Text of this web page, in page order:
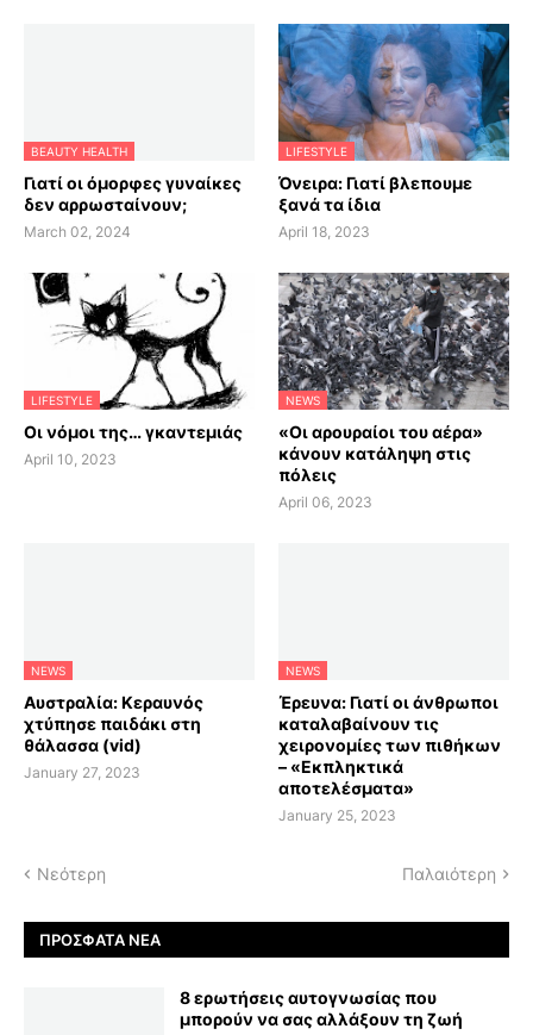
BEAUTY HEALTH
Γιατί οι όμορφες γυναίκες
δεν αρρωσταίνουν;
March 02, 2024
LIFESTYLE
Όνειρα: Γιατί βλεπουμε
ξανά τα ίδια
April 18, 2023
LIFESTYLE
Οι νόμοι της… γκαντεμιάς
April 10, 2023
NEWS
«Οι αρουραίοι του αέρα»
κάνουν κατάληψη στις
πόλεις
April 06, 2023
NEWS
Αυστραλία: Κεραυνός
χτύπησε παιδάκι στη
θάλασσα (vid)
January 27, 2023
NEWS
Έρευνα: Γιατί οι άνθρωποι
καταλαβαίνουν τις
χειρονομίες των πιθήκων
– «Εκπληκτικά
αποτελέσματα»
January 25, 2023
Νεότερη Παλαιότερη
ΠΡΌΣΦΑΤΑ ΝΈΑ
8 ερωτήσεις αυτογνωσίας που
μπορούν να σας αλλάξουν τη ζωή